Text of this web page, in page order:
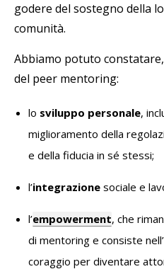
godere del sostegno della
comunità.
Abbiamo potuto
del peer mentoring:
lo sviluppo personale,
miglioramento della
e della fiducia in sé stessi;
l’integrazione sociale e
l’empowerment, che
di mentoring e consiste
coraggio per diventare